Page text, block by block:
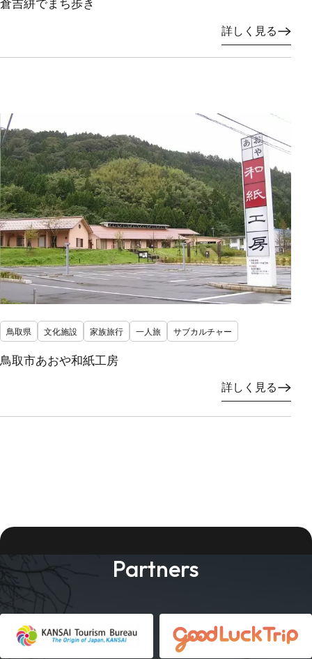
倉吉絣でまち歩き
詳しく見る
鳥取県 文化施設 家族旅行 一人旅 サブカルチャー
鳥取市あおや和紙工房
詳しく見る
Partners